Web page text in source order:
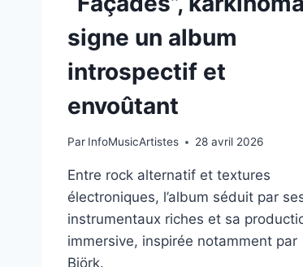
signe un album
introspectif et
envoûtant
Par InfoMusicArtistes 28 avril 2026
Entre rock alternatif et textures
électroniques, l’album séduit par
instrumentaux riches et sa
immersive, inspirée notamment par
Björk.